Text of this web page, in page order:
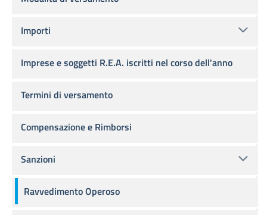
Importi
Imprese e soggetti R.E.A. iscritti nel corso dell'anno
Termini di versamento
Compensazione e Rimborsi
Sanzioni
Ravvedimento Operoso